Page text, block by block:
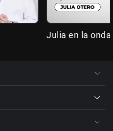
Julia en la onda